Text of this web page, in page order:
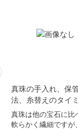
真珠の手入れ、保
法、糸替えのタイ
真珠は他の宝石に比
軟らかく繊細ですが